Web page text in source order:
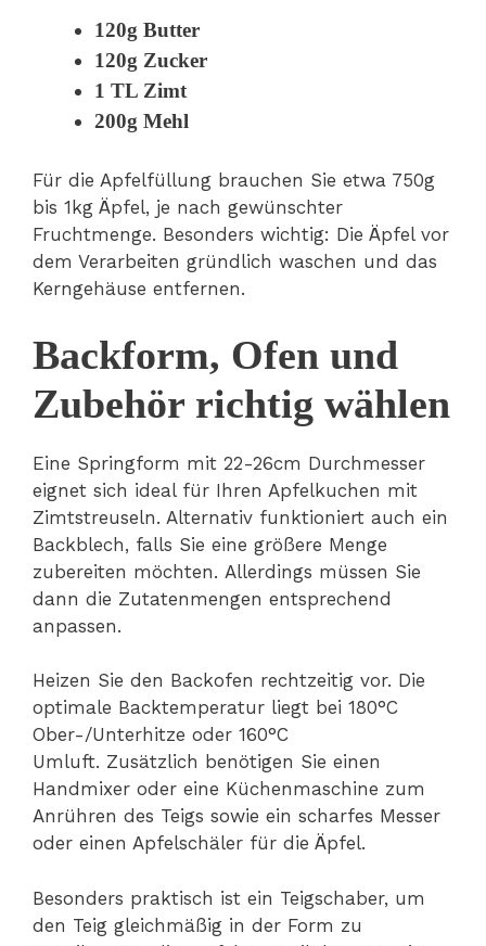
120g Butter
120g Zucker
1 TL Zimt
200g Mehl
Für die Apfelfüllung brauchen Sie etwa 750g
bis 1kg Äpfel, je nach gewünschter
Fruchtmenge. Besonders wichtig: Die Äpfel vor
dem Verarbeiten gründlich waschen und das
Kerngehäuse entfernen.
Backform, Ofen und
Zubehör richtig wählen
Eine Springform mit 22-26cm Durchmesser
eignet sich ideal für Ihren Apfelkuchen mit
Zimtstreuseln. Alternativ funktioniert auch ein
Backblech, falls Sie eine größere Menge
zubereiten möchten. Allerdings müssen Sie
dann die Zutatenmengen entsprechend
anpassen.
Heizen Sie den Backofen rechtzeitig vor. Die
optimale Backtemperatur liegt bei 180°C
Ober-/Unterhitze oder 160°C
Umluft. Zusätzlich benötigen Sie einen
Handmixer oder eine Küchenmaschine zum
Anrühren des Teigs sowie ein scharfes Messer
oder einen Apfelschäler für die Äpfel.
Besonders praktisch ist ein Teigschaber, um
den Teig gleichmäßig in der Form zu